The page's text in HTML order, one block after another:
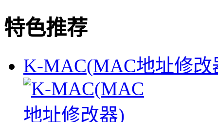
特色推荐
K-MAC(MAC地址修改